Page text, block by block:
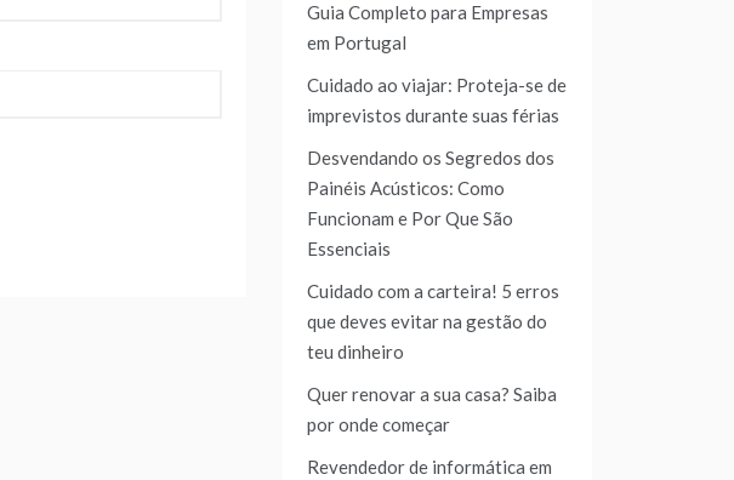
Guia Completo para Empresas
em Portugal
Cuidado ao viajar: Proteja-se de
imprevistos durante suas férias
Desvendando os Segredos dos
Painéis Acústicos: Como
Funcionam e Por Que São
Essenciais
Cuidado com a carteira! 5 erros
que deves evitar na gestão do
teu dinheiro
Quer renovar a sua casa? Saiba
por onde começar
Revendedor de informática em